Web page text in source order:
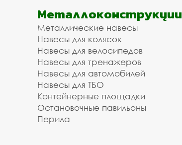
Металлоконструкции
Металлические навесы
Навесы для колясок
Навесы для велосипедов
Навесы для тренажеров
Навесы для автомобилей
Навесы для ТБО
Контейнерные площадки
Остановочные павильоны
Перила